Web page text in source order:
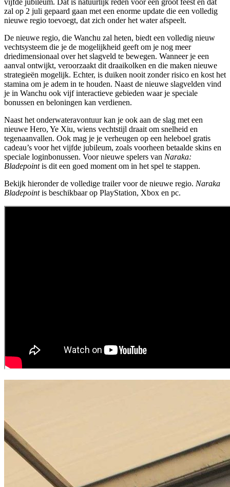
vijfde jubileum. Dat is natuurlijk reden voor een groot feest en dat
zal op 2 juli gepaard gaan met een enorme update die een volledig
nieuwe regio toevoegt, dat zich onder het water afspeelt.
De nieuwe regio, die Wanchu zal heten, biedt een volledig nieuw
vechtsysteem die je de mogelijkheid geeft om je nog meer
driedimensionaal over het slagveld te bewegen. Wanneer je een
aanval ontwijkt, veroorzaakt dit draaikolken en die maken nieuwe
strategieën mogelijk. Echter, is duiken nooit zonder risico en kost het
stamina om je adem in te houden. Naast de nieuwe slagvelden vind
je in Wanchu ook vijf interactieve gebieden waar je speciale
bonussen en beloningen kan verdienen.
Naast het onderwateravontuur kan je ook aan de slag met een
nieuwe Hero, Ye Xiu, wiens vechtstijl draait om snelheid en
tegenaanvallen. Ook mag je je verheugen op een heleboel gratis
cadeau’s voor het vijfde jubileum, zoals voorheen betaalde skins en
speciale loginbonussen. Voor nieuwe spelers van Naraka:
Bladepointis dit een goed moment om in het spel te stappen.
Bekijk hieronder de volledige trailer voor de nieuwe regio. Naraka
Bladepointis beschikbaar op PlayStation, Xbox en pc.